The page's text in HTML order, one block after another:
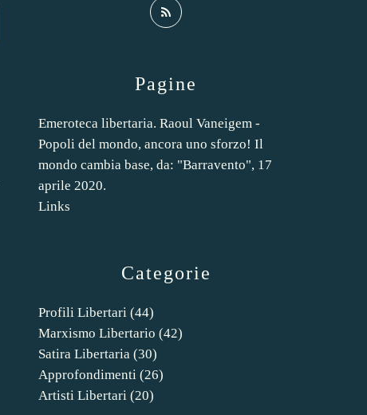
Categorie
Profili Libertari (44)
Marxismo Libertario (42)
Satira Libertaria (30)
Approfondimenti (26)
Artisti Libertari (20)
Pagine
Emeroteca libertaria. Raoul Vaneigem -
Popoli del mondo, ancora uno sforzo! Il
mondo cambia base, da: "Barravento", 17
aprile 2020.
Links